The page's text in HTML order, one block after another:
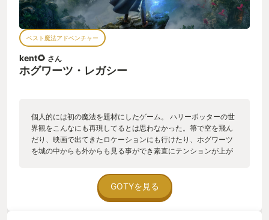
ベスト魔法アドベンチャー
kent🌻 さん
ホグワーツ・レガシー
個人的には初の魔法を題材にしたゲーム。 ハリーポッターの世
界観をこんなにも再現してるとは思わなかった。箒で空を飛ん
だり、映画で出てきたロケーションにも行けたり、ホグワーツ
を城の中からも外からも見る事ができ素直にテンションが上が
ーズ ジェダイ・フォールンオーダー」を思い出させるような感
覚があったが、こちらは豊富な魔法を使え、軽やかに杖を振っ
て攻撃できるのが楽しい。 また探索面においては「ゼルダの伝
GOTYを見る